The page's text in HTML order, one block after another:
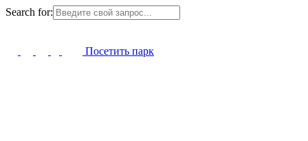
Search for:
Посетить парк